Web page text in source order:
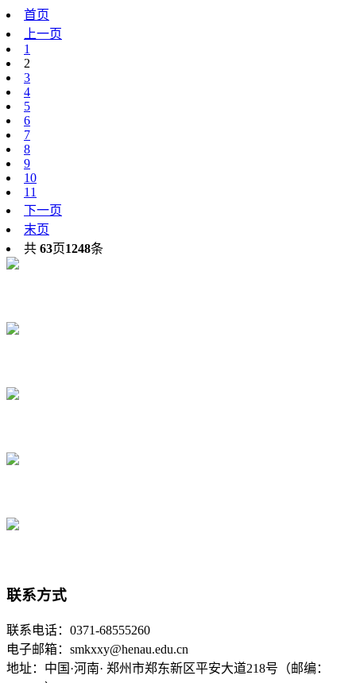
首页
上一页
1
2
3
4
5
6
7
8
9
10
11
下一页
末页
共 63页1248条
联系方式
联系电话：0371-68555260
电子邮箱：smkxxy@henau.edu.cn
地址：中国·河南· 郑州市郑东新区平安大道218号（邮编：